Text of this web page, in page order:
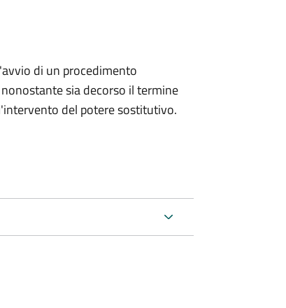
di un procedimento
sia decorso il termine
del potere sostitutivo.